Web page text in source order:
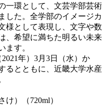
一環として、文芸学部芸術
した。全学部のイメージカ
様として表現し、文字や数
、希望に満ちた明るい未来
ます。
年）3月3日（水）か
るとともに、近畿大学水産
）（720ml）